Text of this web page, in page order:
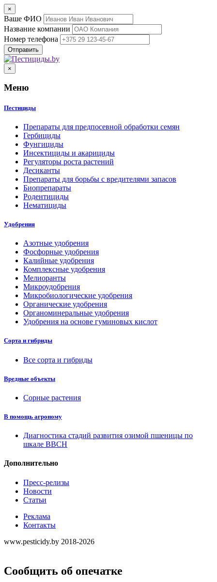
×
Ваше ФИО
Название компании
Номер телефона
×
Меню
Пестициды
Препараты для предпосевной обработки семян
Гербициды
Фунгициды
Инсектициды и акарициды
Регуляторы роста растений
Десиканты
Препараты для борьбы с вредителями запасов
Биопрепараты
Родентициды
Нематициды
Удобрения
Азотные удобрения
Фосфорные удобрения
Калийные удобрения
Комплексные удобрения
Мелиоранты
Микроудобрения
Микробиологические удобрения
Органические удобрения
Органоминеральные удобрения
Удобрения на основе гуминовых кислот
Сорта и гибриды
Все сорта и гибриды
Вредные объекты
Сорные растения
В помощь агроному
Диагностика стадий развития озимой пшеницы по
шкале ВВСН
Дополнительно
Пресс-релизы
Новости
Статьи
Реклама
Контакты
www.pesticidy.by 2018-2026
Сообщить об опечатке